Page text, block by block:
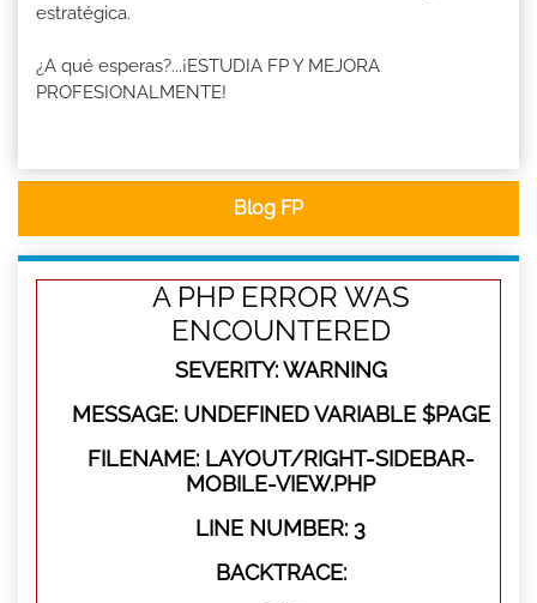
estratégica.
¿A qué esperas?...¡ESTUDIA FP Y MEJORA
PROFESIONALMENTE!
Blog FP
A PHP ERROR WAS
ENCOUNTERED
SEVERITY: WARNING
MESSAGE: UNDEFINED VARIABLE $PAGE
FILENAME: LAYOUT/RIGHT-SIDEBAR-
MOBILE-VIEW.PHP
LINE NUMBER: 3
BACKTRACE: